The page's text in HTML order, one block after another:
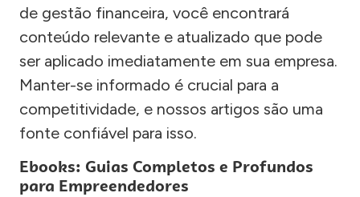
de gestão financeira, você encontrará
conteúdo relevante e atualizado que pode
ser aplicado imediatamente em sua empresa.
Manter-se informado é crucial para a
competitividade, e nossos artigos são uma
fonte confiável para isso.
Ebooks: Guias Completos e Profundos
para Empreendedores